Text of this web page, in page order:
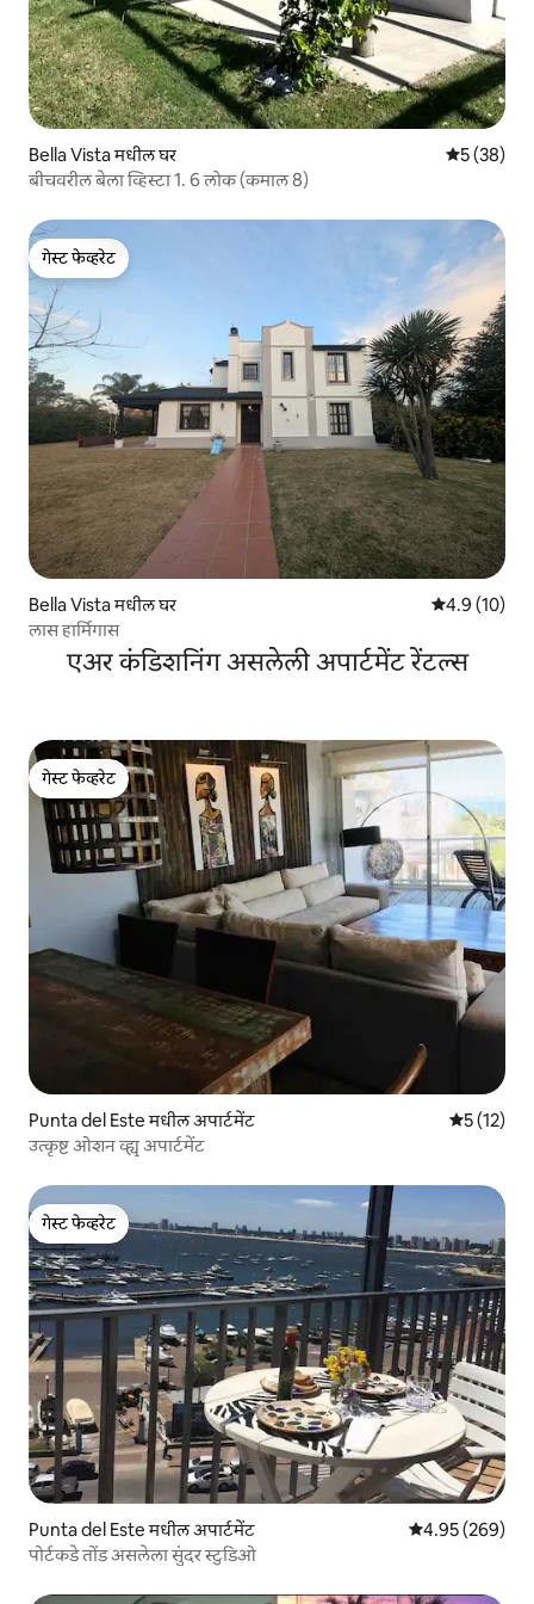
Bella Vista मधील घर 5 पैकी 5
5 (38)
बीचवरील बेला व्हिस्टा 1. 6 लोक (कमाल 8)
गेस्ट फेव्हरेट
गेस्ट फेव्हरेट
Bella Vista मधील घर 5 पैकी 4.9
4.9 (10)
लास हार्मिगास
एअर कंडिशनिंग असलेली अपार्टमेंट रेंटल्स
गेस्ट फेव्हरेट
गेस्ट फेव्हरेट
Punta del Este मधील अपार्टमेंट 5 पैकी 5
5 (12)
उत्कृष्ट ओशन व्ह्यू अपार्टमेंट
गेस्ट फेव्हरेट
गेस्ट फेव्हरेट
Punta del Este मधील अपार्टमेंट 5 पैकी 4.95
4.95 (269)
पोर्टकडे तोंड असलेला सुंदर स्टुडिओ